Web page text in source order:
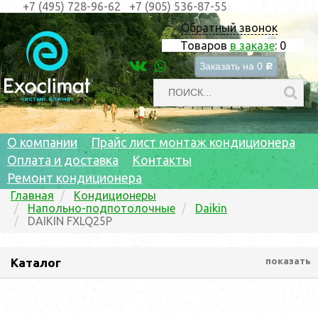
Обратный звонок
Товаров в заказе: 0
Заказать на 0 c
+7 (495) 728-96-62 +7 (905) 536-87-55
О компании
Прайс лист монтаж кондиционера
Оплата и доставка
Контакты
Ремонт кондиционера
Главная
Кондиционеры
Напольно-подпотолочные
Daikin
DAIKIN FXLQ25P
Каталог показать